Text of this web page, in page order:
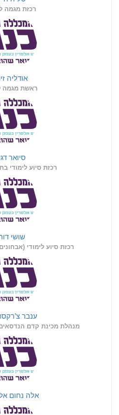
רכזת מגמה
אודליה
ראשת מגמה
סיואר
רכזת סיוע לימודי
שושי
רכזת סיוע לימודי
ענבר
מנהלת מכינת קדם
אלה נחום